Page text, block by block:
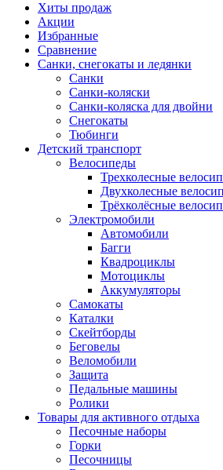
Хиты продаж
Акции
Избранные
Сравнение
Санки, снегокаты и ледянки
Санки
Санки-коляски
Санки-коляска для двойни
Снегокаты
Тюбинги
Детский транспорт
Велосипеды
Трехколесные
Двухколесные
Трёхколёсные
Электромобили
Автомобили
Багги
Квадроциклы
Мотоциклы
Аккумуляторы
Самокаты
Каталки
Скейтборды
Беговелы
Веломобили
Защита
Педальные машины
Ролики
Товары для активного отдыха
Песочные наборы
Горки
Песочницы